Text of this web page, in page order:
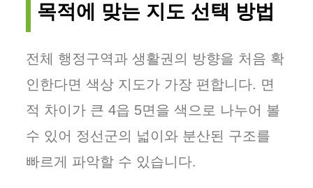
목적에 맞는 지도 선택 방법
전체 행정구역과 생활권의 방향을 처음 확
인한다면 색상 지도가 가장 편합니다. 면
적 차이가 큰 4읍 5면을 색으로 나누어 볼
수 있어 정선군의 넓이와 분산된 구조를
빠르게 파악할 수 있습니다.